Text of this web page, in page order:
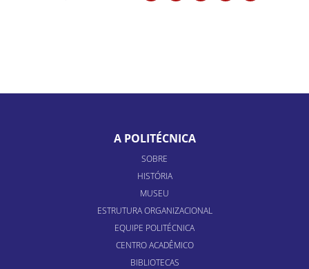
A POLITÉCNICA
SOBRE
HISTÓRIA
MUSEU
ESTRUTURA ORGANIZACIONAL
EQUIPE POLITÉCNICA
CENTRO ACADÊMICO
BIBLIOTECAS